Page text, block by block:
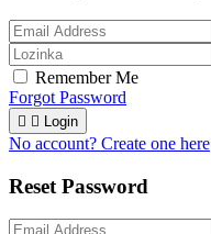
Remember Me
Forgot Password
  Login
No account? Create one here
Reset Password